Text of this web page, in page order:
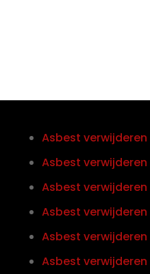
Asbest
Asbest
Asbest verwijderen
Asbest
Asbest verwijderen
Asbest verwijderen